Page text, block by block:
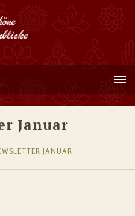
Januar
JANUAR